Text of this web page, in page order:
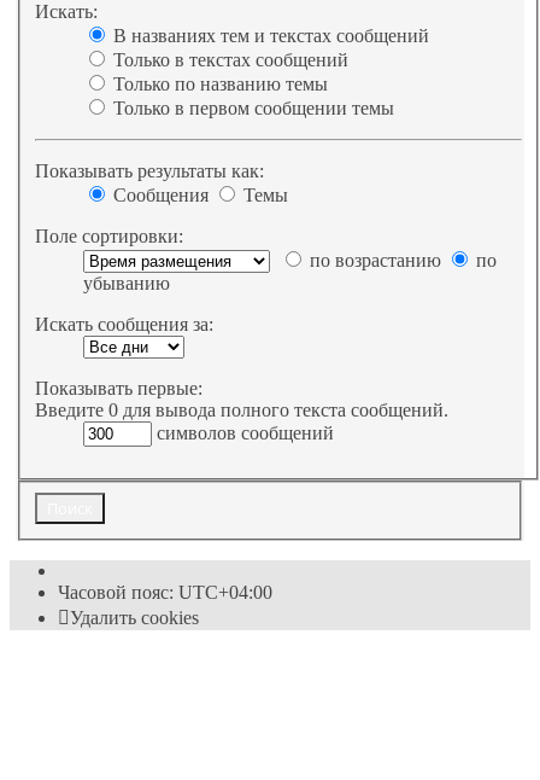
Искать:
В названиях тем и текстах сообщений
Только в текстах сообщений
Только по названию темы
Только в первом сообщении темы
Показывать результаты как:
Сообщения
Темы
Поле сортировки:
по возрастанию
по
убыванию
Искать сообщения за:
Показывать первые:
Введите 0 для вывода полного текста сообщений.
символов сообщений
Часовой пояс: UTC+04:00
Удалить cookies